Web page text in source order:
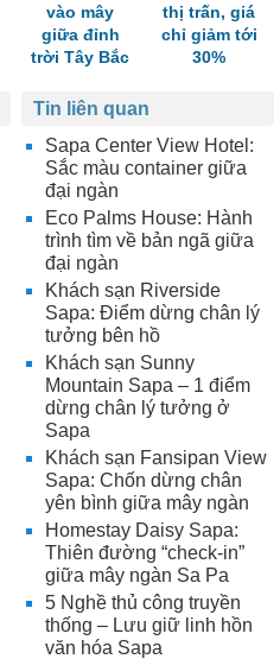
vào mây
giữa đỉnh
trời Tây Bắc
thị trấn, giá
chỉ giảm tới
30%
Tin liên quan
Sapa Center View Hotel:
Sắc màu container giữa
đại ngàn
Eco Palms House: Hành
trình tìm về bản ngã giữa
đại ngàn
Khách sạn Riverside
Sapa: Điểm dừng chân lý
tưởng bên hồ
Khách sạn Sunny
Mountain Sapa – 1 điểm
dừng chân lý tưởng ở
Sapa
Khách sạn Fansipan View
Sapa: Chốn dừng chân
yên bình giữa mây ngàn
Homestay Daisy Sapa:
Thiên đường “check-in”
giữa mây ngàn Sa Pa
5 Nghề thủ công truyền
thống – Lưu giữ linh hồn
văn hóa Sapa